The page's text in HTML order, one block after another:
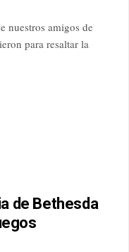
nuestros amigos de
para resaltar la
de Bethesda